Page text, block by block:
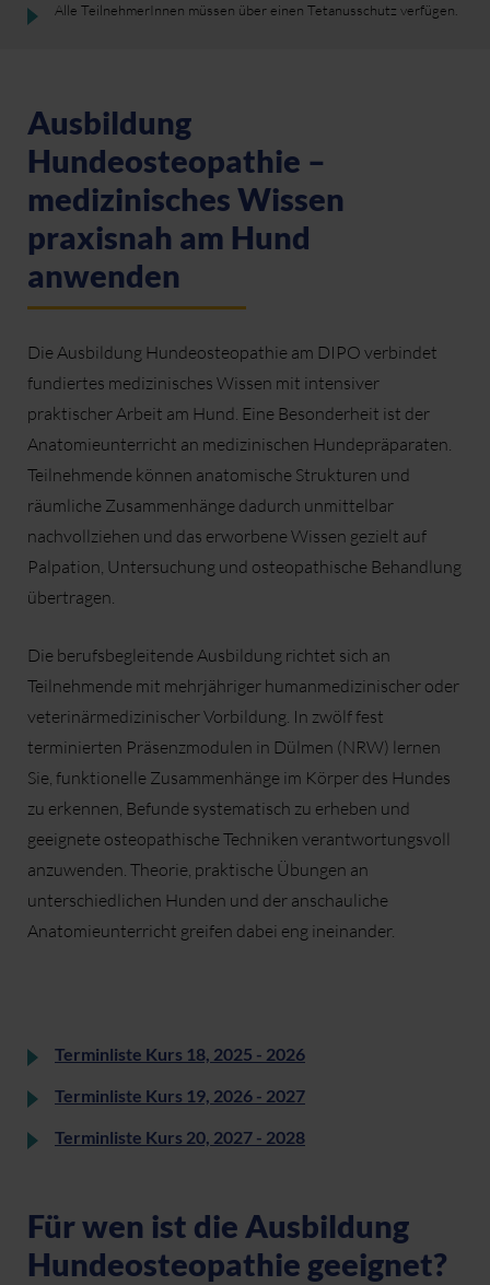
Alle TeilnehmerInnen müssen über einen Tetanusschutz verfügen.
Ausbildung
Hundeosteopathie –
medizinisches Wissen
praxisnah am Hund
anwenden
Die Ausbildung Hundeosteopathie am DIPO verbindet
fundiertes medizinisches Wissen mit intensiver
praktischer Arbeit am Hund. Eine Besonderheit ist der
Anatomieunterricht an medizinischen Hundepräparaten.
Teilnehmende können anatomische Strukturen und
räumliche Zusammenhänge dadurch unmittelbar
nachvollziehen und das erworbene Wissen gezielt auf
Palpation, Untersuchung und osteopathische Behandlung
übertragen.
Die berufsbegleitende Ausbildung richtet sich an
Teilnehmende mit mehrjähriger humanmedizinischer oder
veterinärmedizinischer Vorbildung. In zwölf fest
terminierten Präsenzmodulen in Dülmen (NRW) lernen
Sie, funktionelle Zusammenhänge im Körper des Hundes
zu erkennen, Befunde systematisch zu erheben und
geeignete osteopathische Techniken verantwortungsvoll
anzuwenden. Theorie, praktische Übungen an
unterschiedlichen Hunden und der anschauliche
Anatomieunterricht greifen dabei eng ineinander.
Terminliste Kurs 18, 2025 - 2026
Terminliste Kurs 19, 2026 - 2027
Terminliste Kurs 20, 2027 - 2028
Für wen ist die Ausbildung
Hundeosteopathie geeignet?